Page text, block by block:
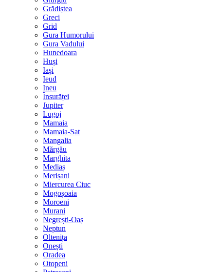
Grădiștea
Greci
Grid
Gura Humorului
Gura Vadului
Hunedoara
Huși
Iași
Ieud
Ineu
Însurăței
Jupiter
Lugoj
Mamaia
Mamaia-Sat
Mangalia
Mărgău
Marghita
Mediaș
Merișani
Miercurea Ciuc
Mogoșoaia
Moroeni
Murani
Negrești-Oaș
Neptun
Oltenița
Onești
Oradea
Otopeni